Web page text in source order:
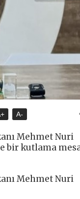
A-
Mehmet Nuri
bir kutlama
Mehmet Nuri